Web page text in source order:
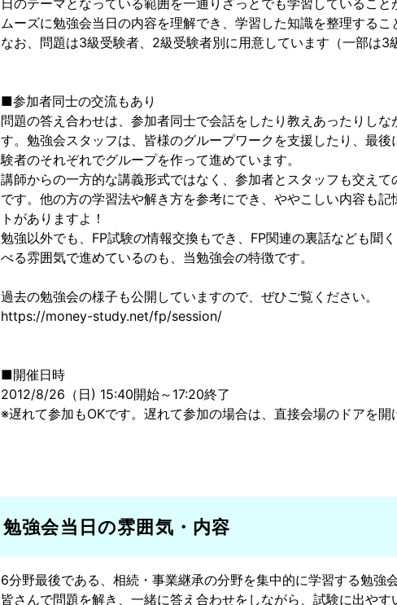
日のテーマとなっている範囲を一通りざっとでも学習しているこ
ムーズに勉強会当日の内容を理解でき、学習した知識を整理するこ
なお、問題は3級受験者、2級受験者別に用意しています（一部は3
■参加者同士の交流もあり
問題の答え合わせは、参加者同士で会話をしたり教えあったりし
す。勉強会スタッフは、皆様のグループワークを支援したり、最
験者のそれぞれでグループを作って進めています。
講師からの一方的な講義形式ではなく、参加者とスタッフも交え
です。他の方の学習法や解き方を参考にでき、ややこしい内容も
トがありますよ！
勉強以外でも、FP試験の情報交換もでき、FP関連の裏話なども聞
べる雰囲気で進めているのも、当勉強会の特徴です。
過去の勉強会の様子も公開していますので、ぜひご覧ください。
https://money-study.net/fp/session/
■開催日時
2012/8/26（日) 15:40開始～17:20終了
※遅れて参加もOKです。遅れて参加の場合は、直接会場のドアを開
勉強会当日の雰囲気・内容
6分野最後である、相続・事業継承の分野を集中的に学習する勉強
皆さんで問題を解き、一緒に答え合わせをしながら、試験に出や